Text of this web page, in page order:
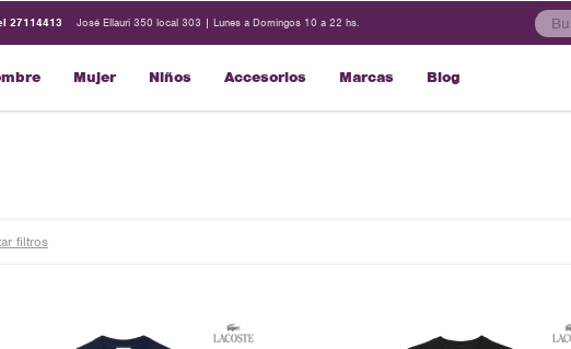
Mujer Niños Accesorios Marcas Blog
27114413 José Ellauri 350 local 303 | Lunes a Domingos 10 a 22 hs.
filtros